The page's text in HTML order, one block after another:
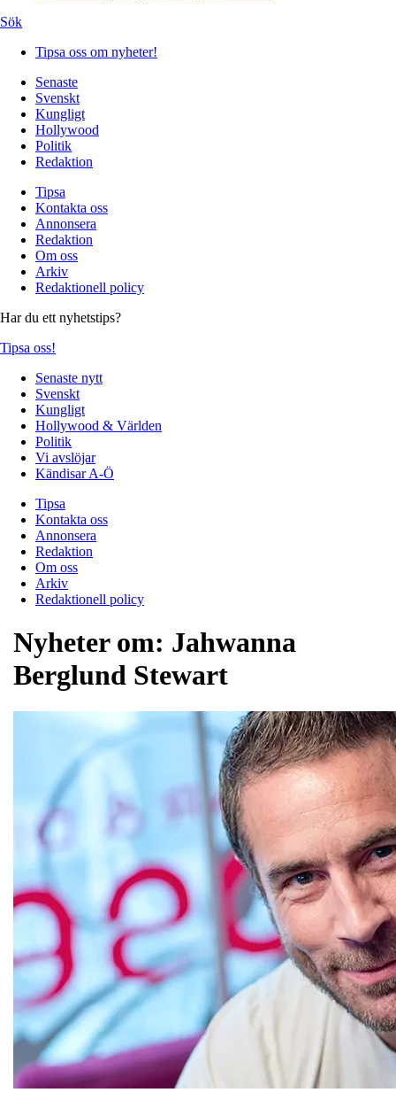
Sök
Tipsa oss om nyheter!
Senaste
Svenskt
Kungligt
Hollywood
Politik
Redaktion
Tipsa
Kontakta oss
Annonsera
Redaktion
Om oss
Arkiv
Redaktionell policy
Har du ett nyhetstips?
Tipsa oss!
Senaste nytt
Svenskt
Kungligt
Hollywood & Världen
Politik
Vi avslöjar
Kändisar A-Ö
Tipsa
Kontakta oss
Annonsera
Redaktion
Om oss
Arkiv
Redaktionell policy
Nyheter om: Jahwanna
Berglund Stewart